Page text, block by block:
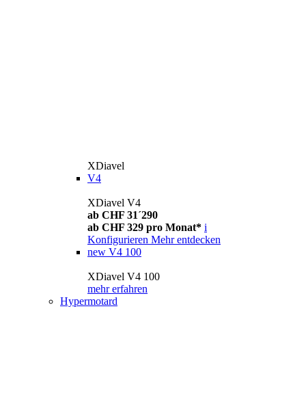
XDiavel
V4
XDiavel V4
ab CHF 31´290
ab CHF 329 pro Monat* i
Konfigurieren Mehr entdecken
new V4 100
XDiavel V4 100
mehr erfahren
Hypermotard